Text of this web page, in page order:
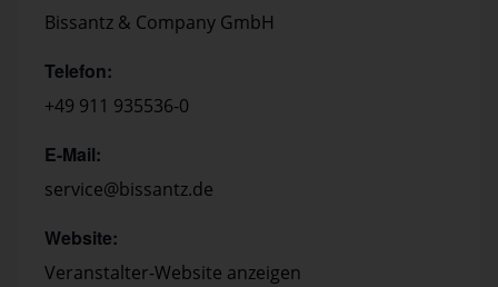
Bissantz & Company GmbH
Telefon:
+49 911 935536-0
E-Mail:
service@bissantz.de
Website:
Veranstalter-Website anzeigen